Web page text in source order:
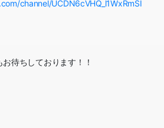
channel/UCDN6cVHQ_l1WxRmSI
待ちしております！！